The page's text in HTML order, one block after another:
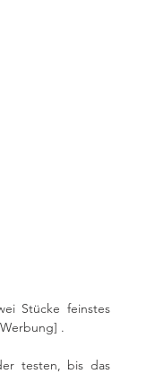
Stücke feinstes
.
testen, bis das